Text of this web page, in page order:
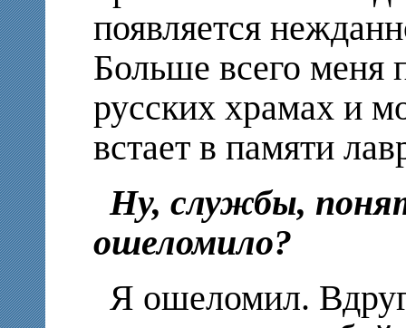
появляется
Больше всего меня
русских храмах и
встает в памяти
Ну, службы,
ошеломило?
Я ошеломил.